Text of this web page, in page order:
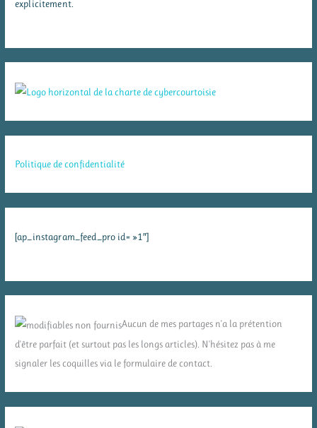
explicitement.
Politique de confidentialité
[ap_instagram_feed_pro id= »1″]
Aucun de mes partages n'a la prétention
d'être parfait (et surtout pas les longs articles). N'hésitez pas à me
signaler les coquilles via le formulaire de contact.